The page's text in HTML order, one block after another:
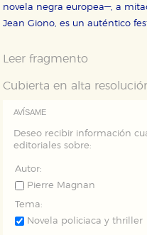
novela negra europea—, a
Jean Giono, es un auténtico
Leer fragmento
Cubierta en alta
AVÍSAME
Deseo recibir información
editoriales sobre:
Autor:
Pierre Magnan
Tema:
Novela policiaca y thriller